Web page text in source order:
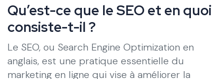
Qu’est-ce que le SEO et en quoi
consiste-t-il ?
Le SEO, ou Search Engine Optimization en
anglais, est une pratique essentielle du
marketing en ligne qui vise à améliorer la